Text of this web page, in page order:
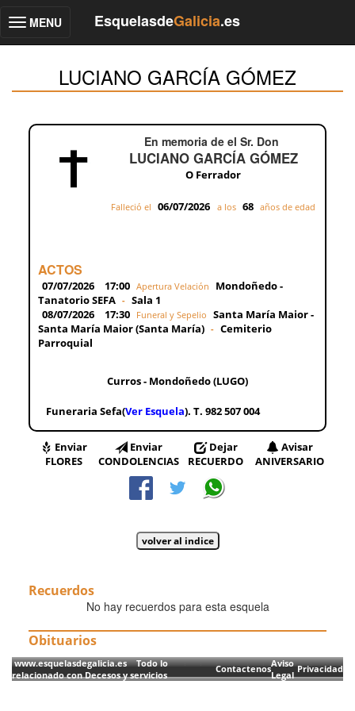
Toggle
MENU EsquelasdeGalicia.es
LUCIANO GARCÍA GÓMEZ
En memoria de el Sr. Don
LUCIANO GARCÍA GÓMEZ
O Ferrador
Falleció el 06/07/2026 a los 68 años de edad
ACTOS
07/07/2026 17:00 Apertura Velación
Mondoñedo -
Tanatorio SEFA - Sala 1
08/07/2026
17:30 Funeral y Sepelio Santa María Maior -
Santa María Maior (Santa María) - Cemiterio
Parroquial
Curros - Mondoñedo (LUGO)
Funeraria Sefa(Ver Esquela). T. 982 507 004
Enviar
FLORES
Enviar
CONDOLENCIAS
Dejar
RECUERDO
Avisar
ANIVERSARIO
Recuerdos
No hay recuerdos para esta esquela
Obituarios
www.esquelasdegalicia.es Todo lo
relacionado con Decesos y servicios
ContactenosAviso
Legal
Privacidad